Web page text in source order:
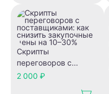
Скрипты
переговоров с
поставщиками: как
2 000 ₽